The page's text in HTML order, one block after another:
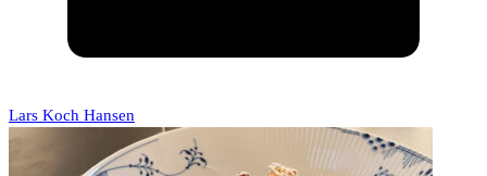
Lars Koch Hansen